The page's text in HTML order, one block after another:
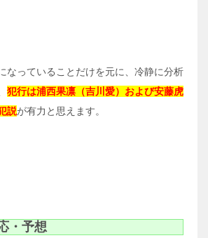
なっていることだけを元に、冷静に分析
犯行は浦西果凛（吉川愛）および安藤虎
説が有力と思えます。
・予想